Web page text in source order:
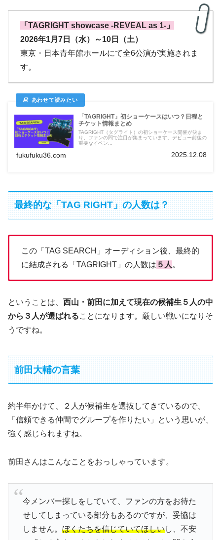
「TAGRIGHT showcase -REVEAL as 1-」
2026年1月7日（水）～10日（土）
東京・日本青年館ホールにて全6公演が実施されま
す。
「TAGRIGHT」初ショーケースはいつ？日程と
チケット情報まとめ
TAGRIGHT（タグライト）の初ショーケース開催が決ま
り、ファンの間で注目が集まっています。デビュー前後の
重要なイベン...
fukufuku36.com 2025.12.08
最終的な「TAG RIGHT」の人数は？
この「TAG SEARCH」オーディション後、最終的
に結成される「TAGRIGHT」の人数は ５人 。
ということは、 西山・前田に加えて現在の候補生５人の中
から３人が選ばれることになります。厳しい戦いになりそ
うですね。
前田大輔の言葉
約半年かけて、２人が候補生を選抜してきているので、
「信頼できる仲間でグループを作りたい」という思いが、
強く感じられますね。
前田さんはこんなことをおっしゃっています。
今メンバー探しをしていて、ファンの方をお待た
せしてしまっている部分もあるのですが、妥協は
しません。 ぼくたちを信じていてほしいし、不安